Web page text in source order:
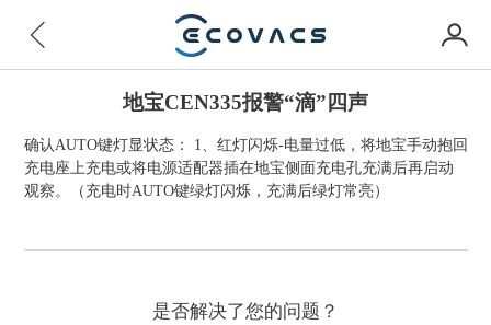
地宝CEN335报警“滴”四声
确认AUTO键灯显状态： 1、红灯闪烁-电量过低，将地宝手动抱回
充电座上充电或将电源适配器插在地宝侧面充电孔充满后再启动
观察。（充电时AUTO键绿灯闪烁，充满后绿灯常亮）
是否解决了您的问题？